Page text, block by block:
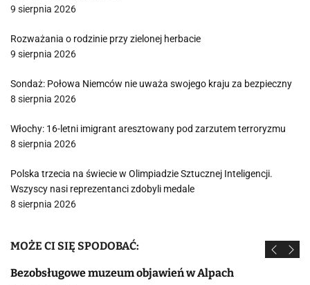
9 sierpnia 2026
Rozważania o rodzinie przy zielonej herbacie
9 sierpnia 2026
Sondaż: Połowa Niemców nie uważa swojego kraju za bezpieczny
8 sierpnia 2026
Włochy: 16-letni imigrant aresztowany pod zarzutem terroryzmu
8 sierpnia 2026
Polska trzecia na świecie w Olimpiadzie Sztucznej Inteligencji.
Wszyscy nasi reprezentanci zdobyli medale
8 sierpnia 2026
MOŻE CI SIĘ SPODOBAĆ:
Bezobsługowe muzeum objawień w Alpach